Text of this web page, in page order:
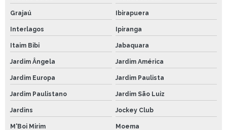
Grajaú Ibirapuera
Interlagos Ipiranga
Itaim Bibi Jabaquara
Jardim Ângela Jardim América
Jardim Europa Jardim Paulista
Jardim Paulistano Jardim São Luiz
Jardins Jockey Club
M'Boi Mirim Moema